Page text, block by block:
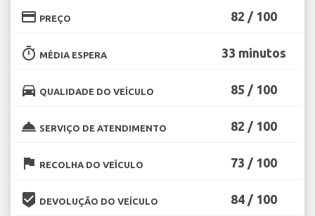
credit_card PREÇO 82 / 100
timer MÉDIA ESPERA 33 minutos
directions_car QUALIDADE DO VEÍCULO 85 / 100
room_service SERVIÇO DE ATENDIMENTO 82 / 100
flag RECOLHA DO VEÍCULO 73 / 100
beenhere DEVOLUÇÃO DO VEÍCULO 84 / 100